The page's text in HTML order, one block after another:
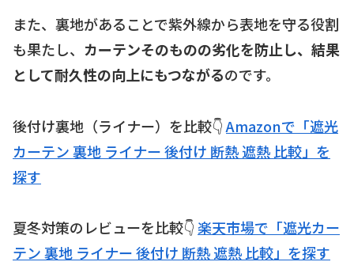
また、裏地があることで紫外線から表地を守る役割
も果たし、 カーテンそのものの劣化を防止し、結果
として耐久性の向上にもつながるのです。
後付け裏地（ライナー）を比較👇Amazonで「遮光
カーテン 裏地 ライナー 後付け 断熱 遮熱 比較」を
探す
夏冬対策のレビューを比較👇楽天市場で「遮光カー
テン 裏地 ライナー 後付け 断熱 遮熱 比較」を探す